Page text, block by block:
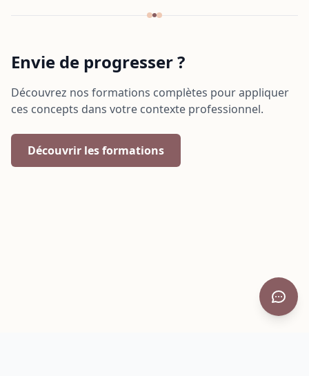
Envie de progresser ?
Découvrez nos formations complètes pour appliquer
ces concepts dans votre contexte professionnel.
Découvrir les formations